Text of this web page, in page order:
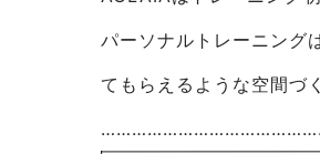
パーソナルトレーニング
てもらえるような空間づ